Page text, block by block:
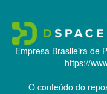
Empresa Brasileira de
https://
O conteúdo do